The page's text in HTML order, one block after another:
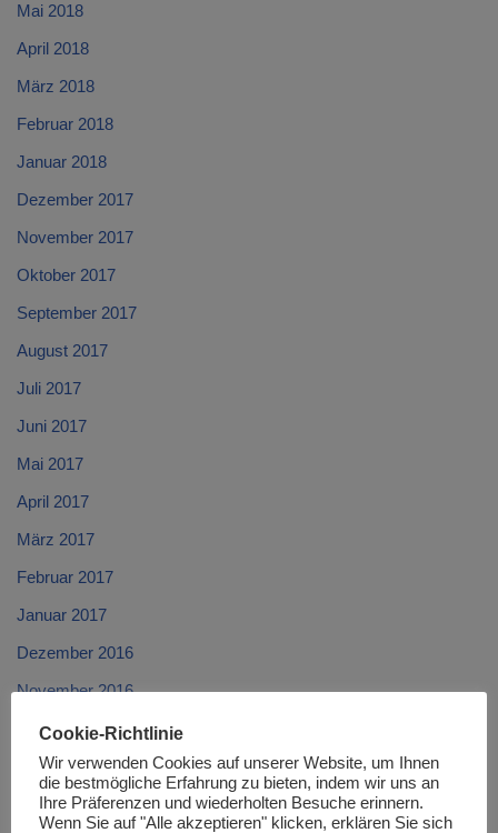
Mai 2018
April 2018
März 2018
Februar 2018
Januar 2018
Dezember 2017
November 2017
Oktober 2017
September 2017
August 2017
Juli 2017
Juni 2017
Mai 2017
April 2017
März 2017
Februar 2017
Januar 2017
Dezember 2016
November 2016
Oktober 2016
September 2016
August 2016
Cookie-Richtlinie
Wir verwenden Cookies auf unserer Website, um Ihnen
die bestmögliche Erfahrung zu bieten, indem wir uns an
Ihre Präferenzen und wiederholten Besuche erinnern.
Wenn Sie auf "Alle akzeptieren" klicken, erklären Sie sich